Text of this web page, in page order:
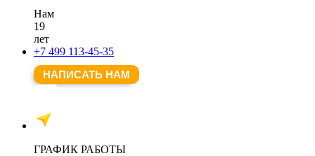
Нам
19
лет
+7 499 113-45-35
НАПИСАТЬ НАМ
ГРАФИК РАБОТЫ